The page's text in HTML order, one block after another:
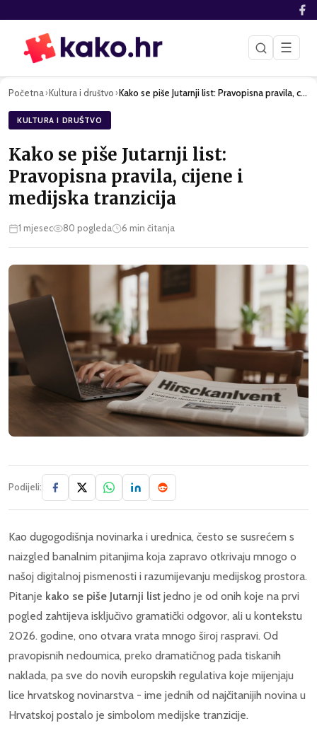
☰
Početna›Kultura i društvo › Kako se piše Jutarnji list: Pravopisna pravila, cijene i med…
KULTURA I DRUŠTVO
Kako se piše Jutarnji list:
Pravopisna pravila, cijene i
medijska tranzicija
1 mjesec 80 pogleda 6 min čitanja
Podijeli:
Kao dugogodišnja novinarka i urednica, često se susrećem s
naizgled banalnim pitanjima koja zapravo otkrivaju mnogo o
našoj digitalnoj pismenosti i razumijevanju medijskog prostora.
Pitanje kako se piše Jutarnji list jedno je od onih koje na prvi
pogled zahtijeva isključivo gramatički odgovor, ali u kontekstu
2026. godine, ono otvara vrata mnogo široj raspravi. Od
pravopisnih nedoumica, preko dramatičnog pada tiskanih
naklada, pa sve do novih europskih regulativa koje mijenjaju
lice hrvatskog novinarstva - ime jednih od najčitanijih novina u
Hrvatskoj postalo je simbolom medijske tranzicije.